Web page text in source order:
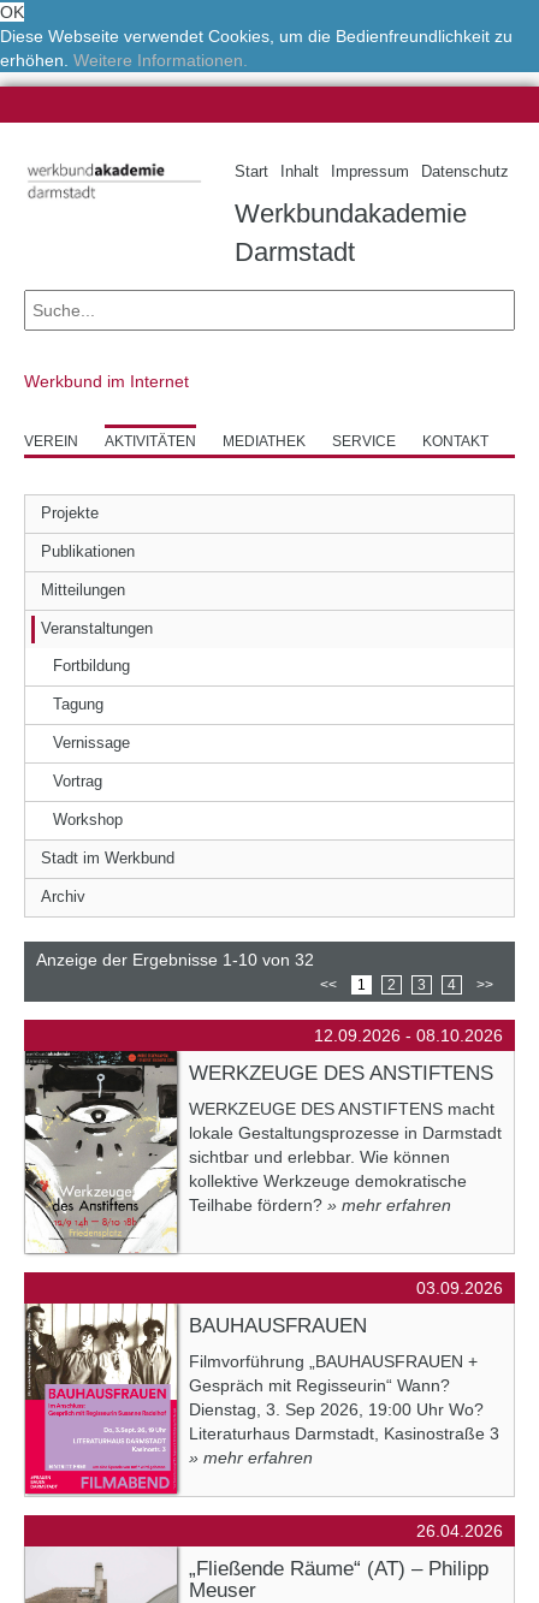
OK
Diese Webseite verwendet Cookies, um die Bedienfreundlichkeit zu
erhöhen. Weitere Informationen.
Start Inhalt Impressum Datenschutz
Werkbundakademie
Darmstadt
Werkbund im Internet
VEREIN AKTIVITÄTEN MEDIATHEK SERVICE KONTAKT
Projekte
Publikationen
Mitteilungen
Veranstaltungen
Fortbildung
Tagung
Vernissage
Vortrag
Workshop
Stadt im Werkbund
Archiv
Anzeige der Ergebnisse 1-10 von 32
<< 1 2 3 4 >>
12.09.2026 - 08.10.2026
WERKZEUGE DES ANSTIFTENS
WERKZEUGE DES ANSTIFTENS macht
lokale Gestaltungsprozesse in Darmstadt
sichtbar und erlebbar. Wie können
kollektive Werkzeuge demokratische
Teilhabe fördern? » mehr erfahren
03.09.2026
BAUHAUSFRAUEN
Filmvorführung „BAUHAUSFRAUEN +
Gespräch mit Regisseurin“ Wann?
Dienstag, 3. Sep 2026, 19:00 Uhr Wo?
Literaturhaus Darmstadt, Kasinostraße 3
» mehr erfahren
26.04.2026
„Fließende Räume“ (AT) – Philipp
Meuser